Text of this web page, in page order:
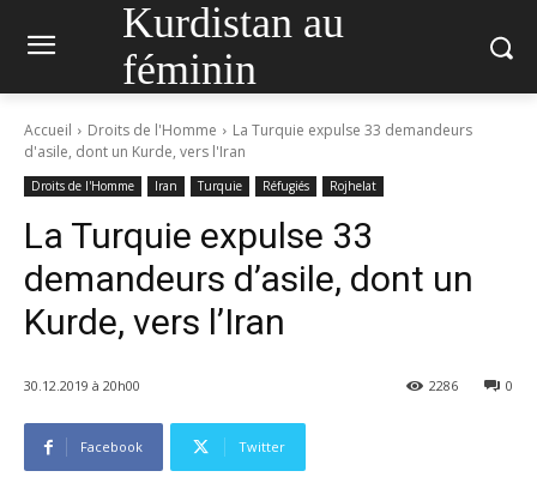
Kurdistan au
féminin
Accueil Droits de l'Homme
La Turquie expulse 33 demandeurs
d'asile, dont un Kurde, vers l'Iran
Droits de l'Homme Iran Turquie Réfugiés Rojhelat
La Turquie expulse 33
demandeurs d’asile, dont un
Kurde, vers l’Iran
30.12.2019 à 20h00 0
2286
Facebook Twitter